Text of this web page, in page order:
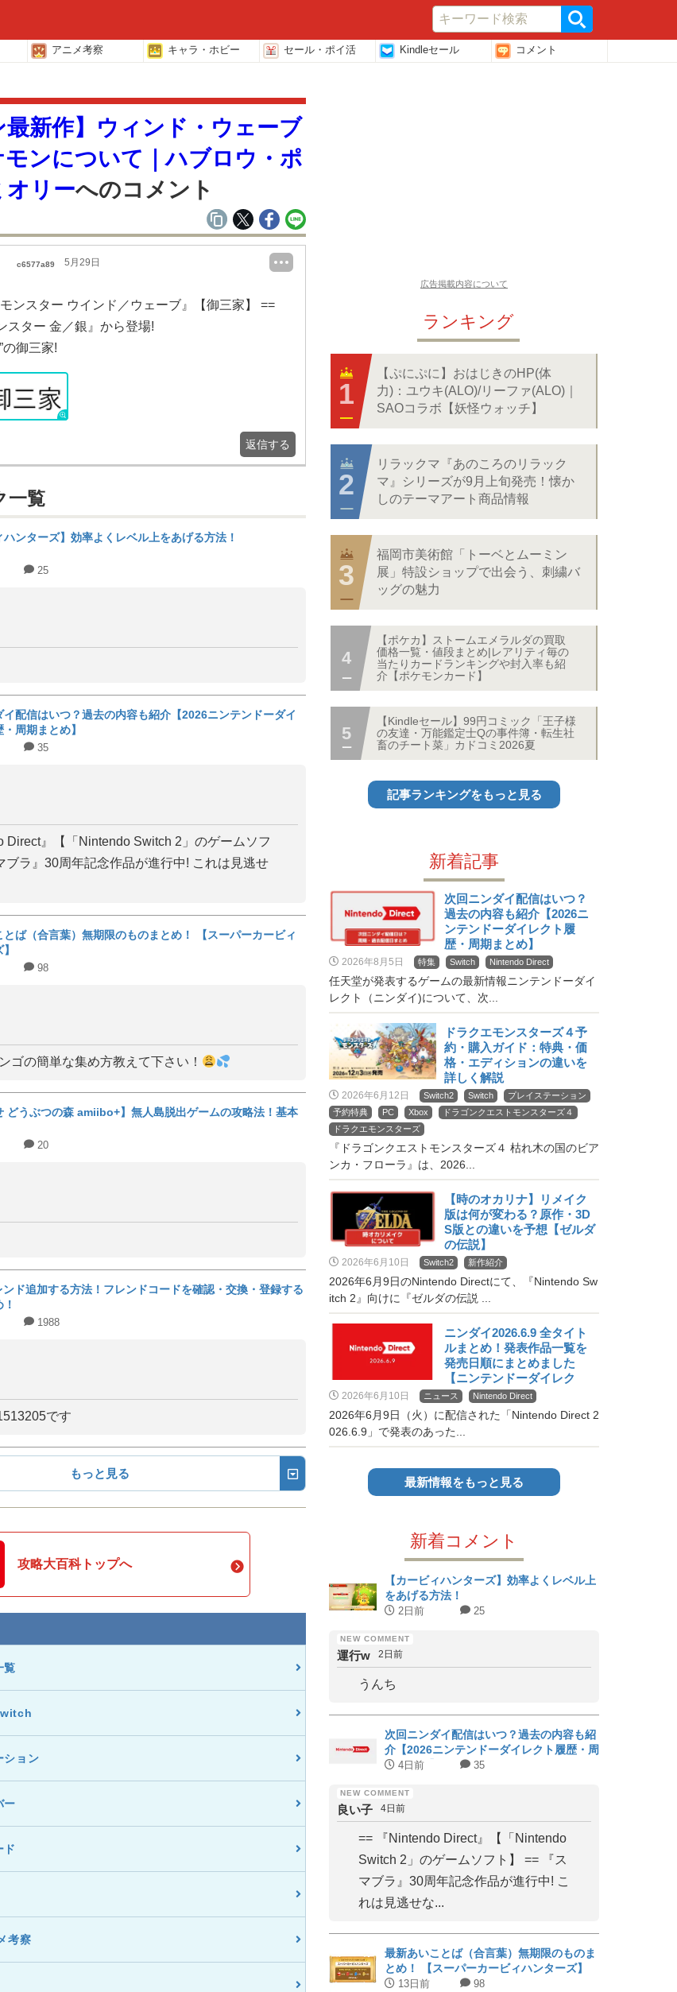
アニメ考察 キャラ・ホビー セール・ポイ活 Kindleセール コメント
最新作】ウィンド・ウェーブ
ンについて｜ハブロウ・ポ
オリーへのコメント
c6577a89 5月29日
ンスター ウインド／ウェーブ』【御三家】 ==
スター 金／銀』から登場!
の御三家!
返信する
一覧
ハンターズ】効率よくレベル上をあげる方法！
25
イ配信はいつ？過去の内容も紹介【2026ニンテンドーダイ
周期まとめ】
35
Direct』【「Nintendo Switch 2」のゲームソフ
ブラ』30周年記念作品が進行中! これは見逃せ
とば（合言葉）無期限のものまとめ！ 【スーパーカービィ
98
ゴの簡単な集め方教えて下さい！
どうぶつの森 amiibo+】無人島脱出ゲームの攻略法！基本
20
ンド追加する方法！フレンドコードを確認・交換・登録する
1988
です
もっと見る
攻略大百科トップへ
覧
ション
ー
ド
考察
広告掲載内容について
ランキング
【ぷにぷに】おはじきのHP(体
力)：ユウキ(ALO)/リーファ(ALO)｜
SAOコラボ【妖怪ウォッチ】
リラックマ『あのころのリラック
マ』シリーズが9月上旬発売！懐か
しのテーマアート商品情報
福岡市美術館「トーベとムーミン
展」特設ショップで出会う、刺繍バ
ッグの魅力
【ポケカ】ストームエメラルダの買取
価格一覧・値段まとめ|レアリティ毎の
当たりカードランキングや封入率も紹
介【ポケモンカード】
【Kindleセール】99円コミック「王子様
の友達・万能鑑定士Qの事件簿・転生社
畜のチート菜」カドコミ2026夏
記事ランキングをもっと見る
新着記事
次回ニンダイ配信はいつ？
過去の内容も紹介【2026ニ
ンテンドーダイレクト履
歴・周期まとめ】
2026年8月5日 特集 Switch Nintendo Direct
任天堂が発表するゲームの最新情報ニンテンドーダイ
レクト（ニンダイ)について、次...
ドラクエモンスターズ４予
約・購入ガイド：特典・価
格・エディションの違いを
詳しく解説
2026年6月12日 Switch2 Switch
プレイステーション
予約特典
PC Xbox
ドラゴンクエストモンスターズ４
ドラクエモンスターズ
『ドラゴンクエストモンスターズ４ 枯れ木の国のビア
ンカ・フローラ』は、2026...
【時のオカリナ】リメイク
版は何が変わる？原作・3D
S版との違いを予想【ゼルダ
の伝説】
2026年6月10日 Switch2 新作紹介
2026年6月9日のNintendo Directにて、『Nintendo Sw
itch 2』向けに『ゼルダの伝説 ...
ニンダイ2026.6.9 全タイト
ルまとめ！発表作品一覧を
発売日順にまとめました
【ニンテンドーダイレク
ト】
2026年6月10日 ニュース Nintendo Direct
2026年6月9日（火）に配信された「Nintendo Direct 2
026.6.9」で発表のあった...
最新情報をもっと見る
新着コメント
【カービィハンターズ】効率よくレベル上
をあげる方法！
2日前 25
運行w 2日前
うんち
次回ニンダイ配信はいつ？過去の内容も紹
介【2026ニンテンドーダイレクト履歴・周
期まとめ】
4日前 35
良い子 4日前
== 『Nintendo Direct』【「Nintendo
Switch 2」のゲームソフト】 == 『ス
マブラ』30周年記念作品が進行中! こ
れは見逃せな...
最新あいことば（合言葉）無期限のものま
とめ！ 【スーパーカービィハンターズ】
13日前 98